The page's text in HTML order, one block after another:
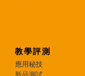
教學評測
應用秘技
新品測試